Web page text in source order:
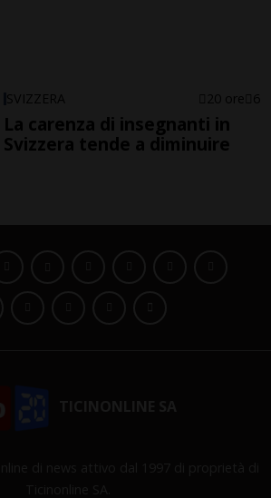
SVIZZERA 20 ore 6
La carenza di insegnanti in
Svizzera tende a diminuire